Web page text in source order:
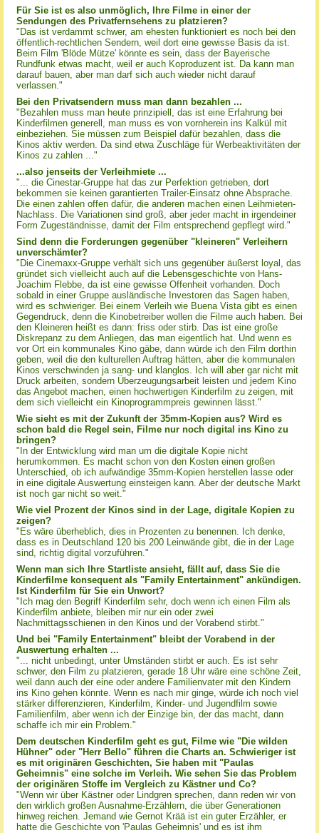
Für Sie ist es also unmöglich, Ihre Filme in einer der
Sendungen des Privatfernsehens zu platzieren?
"Das ist verdammt schwer, am ehesten funktioniert es noch bei den
öffentlich-rechtlichen Sendern, weil dort eine gewisse Basis da ist.
Beim Film 'Blöde Mütze' könnte es sein, dass der Bayerische
Rundfunk etwas macht, weil er auch Koproduzent ist. Da kann man
darauf bauen, aber man darf sich auch wieder nicht darauf
verlassen."
Bei den Privatsendern muss man dann bezahlen ...
"Bezahlen muss man heute prinzipiell, das ist eine Erfahrung bei
Kinderfilmen generell, man muss es von vornherein ins Kalkül mit
einbeziehen. Sie müssen zum Beispiel dafür bezahlen, dass die
Kinos aktiv werden. Da sind etwa Zuschläge für Werbeaktivitäten der
Kinos zu zahlen ..."
...also jenseits der Verleihmiete ...
"... die Cinestar-Gruppe hat das zur Perfektion getrieben, dort
bekommen sie keinen garantierten Trailer-Einsatz ohne Absprache.
Die einen zahlen offen dafür, die anderen machen einen Leihmieten-
Nachlass. Die Variationen sind groß, aber jeder macht in irgendeiner
Form Zugeständnisse, damit der Film entsprechend gepflegt wird."
Sind denn die Forderungen gegenüber "kleineren" Verleihern
unverschämter?
"Die Cinemaxx-Gruppe verhält sich uns gegenüber äußerst loyal, das
gründet sich vielleicht auch auf die Lebensgeschichte von Hans-
Joachim Flebbe, da ist eine gewisse Offenheit vorhanden. Doch
sobald in einer Gruppe ausländische Investoren das Sagen haben,
wird es schwieriger. Bei einem Verleih wie Buena Vista gibt es einen
Gegendruck, denn die Kinobetreiber wollen die Filme auch haben. Bei
den Kleineren heißt es dann: friss oder stirb. Das ist eine große
Diskrepanz zu dem Anliegen, das man eigentlich hat. Und wenn es
vor Ort ein kommunales Kino gäbe, dann würde ich den Film dorthin
geben, weil die den kulturellen Auftrag hätten, aber die kommunalen
Kinos verschwinden ja sang- und klanglos. Ich will aber gar nicht mit
Druck arbeiten, sondern Überzeugungsarbeit leisten und jedem Kino
das Angebot machen, einen hochwertigen Kinderfilm zu zeigen, mit
dem sich vielleicht ein Kinoprogrammpreis gewinnen lässt."
Wie sieht es mit der Zukunft der 35mm-Kopien aus? Wird es
schon bald die Regel sein, Filme nur noch digital ins Kino zu
bringen?
"In der Entwicklung wird man um die digitale Kopie nicht
herumkommen. Es macht schon von den Kosten einen großen
Unterschied, ob ich aufwändige 35mm-Kopien herstellen lasse oder
in eine digitale Auswertung einsteigen kann. Aber der deutsche Markt
ist noch gar nicht so weit."
Wie viel Prozent der Kinos sind in der Lage, digitale Kopien zu
zeigen?
"Es wäre überheblich, dies in Prozenten zu benennen. Ich denke,
dass es in Deutschland 120 bis 200 Leinwände gibt, die in der Lage
sind, richtig digital vorzuführen."
Wenn man sich Ihre Startliste ansieht, fällt auf, dass Sie die
Kinderfilme konsequent als "Family Entertainment" ankündigen.
Ist Kinderfilm für Sie ein Unwort?
"Ich mag den Begriff Kinderfilm sehr, doch wenn ich einen Film als
Kinderfilm anbiete, bleiben mir nur ein oder zwei
Nachmittagsschienen in den Kinos und der Vorabend stirbt."
Und bei "Family Entertainment" bleibt der Vorabend in der
Auswertung erhalten ...
"... nicht unbedingt, unter Umständen stirbt er auch. Es ist sehr
schwer, den Film zu platzieren, gerade 18 Uhr wäre eine schöne Zeit,
weil dann auch der eine oder andere Familienvater mit den Kindern
ins Kino gehen könnte. Wenn es nach mir ginge, würde ich noch viel
stärker differenzieren, Kinderfilm, Kinder- und Jugendfilm sowie
Familienfilm, aber wenn ich der Einzige bin, der das macht, dann
schaffe ich mir ein Problem."
Dem deutschen Kinderfilm geht es gut, Filme wie "Die wilden
Hühner" oder "Herr Bello" führen die Charts an. Schwieriger ist
es mit originären Geschichten, Sie haben mit "Paulas
Geheimnis" eine solche im Verleih. Wie sehen Sie das Problem
der originären Stoffe im Vergleich zu Kästner und Co?
"Wenn wir über Kästner oder Lindgren sprechen, dann reden wir von
den wirklich großen Ausnahme-Erzählern, die über Generationen
hinweg reichen. Jemand wie Gernot Krää ist ein guter Erzähler, er
hatte die Geschichte von 'Paulas Geheimnis' und es ist ihm